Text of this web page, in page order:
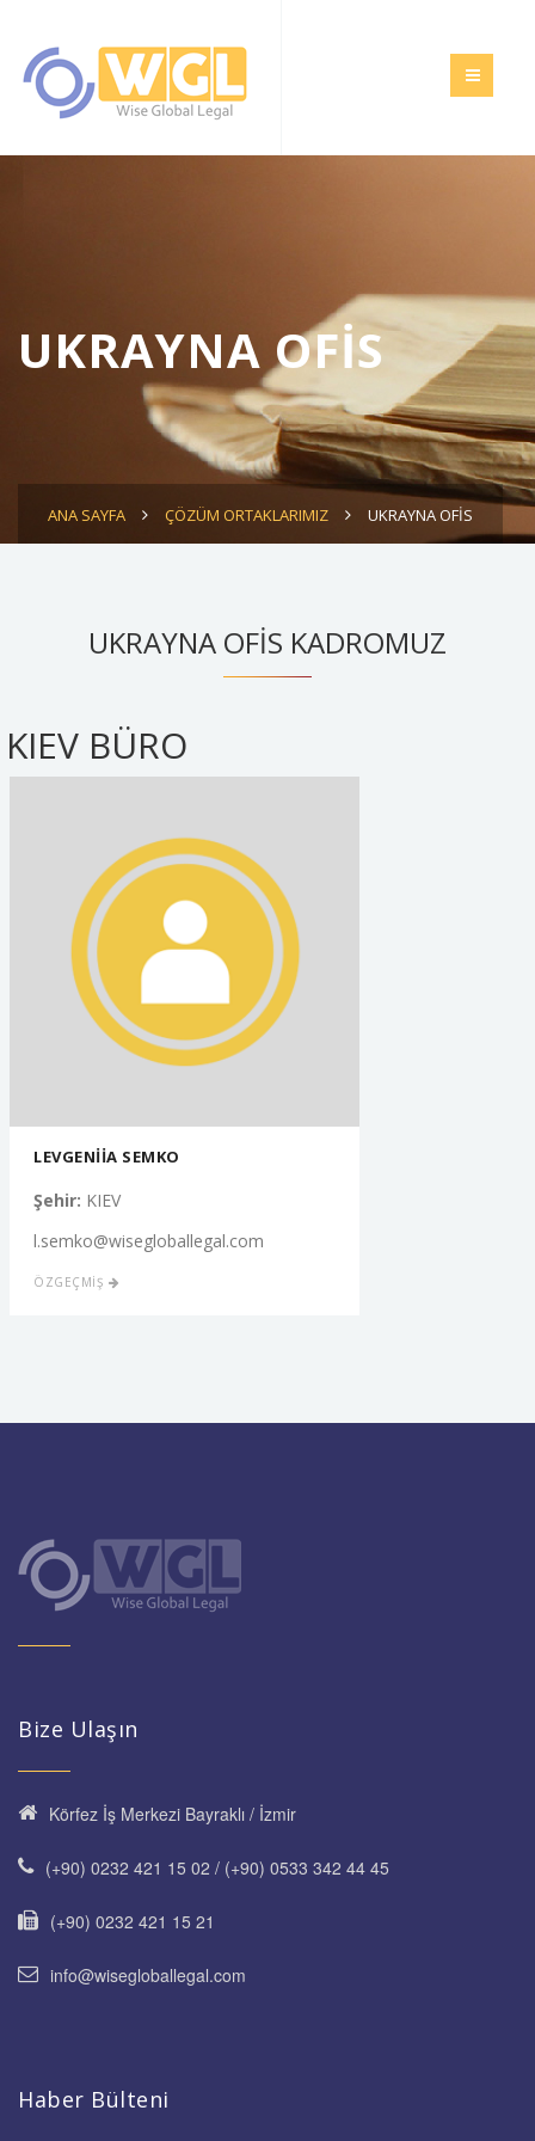
UKRAYNA OFİS
ANA SAYFA ÇÖZÜM ORTAKLARIMIZ UKRAYNA OFİS
UKRAYNA OFİS KADROMUZ
KIEV BÜRO
LEVGENİİA SEMKO
Şehir: KIEV
l.semko@wisegloballegal.com
ÖZGEÇMİŞ
Bize Ulaşın
Körfez İş Merkezi Bayraklı / İzmir
(+90) 0232 421 15 02 / (+90) 0533 342 44 45
(+90) 0232 421 15 21
info@wisegloballegal.com
Haber Bülteni